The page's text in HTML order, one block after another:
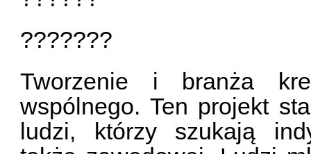
???????
Tworzenie i branża
wspólnego. Ten projekt
ludzi, którzy szukają